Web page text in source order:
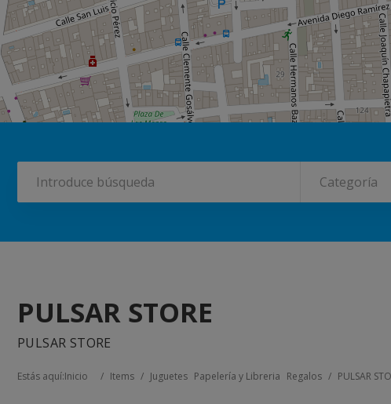
Categoría
PULSAR STORE
PULSAR STORE
Estás aquí:Inicio / Items / Juguetes Papelería y Libreria Regalos / PULSAR